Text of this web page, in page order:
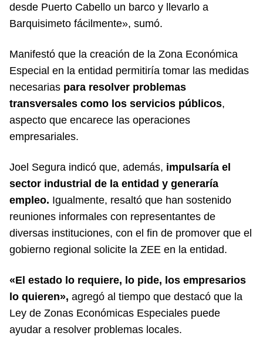
desde Puerto Cabello un barco y llevarlo a
Barquisimeto fácilmente», sumó.
Manifestó que la creación de la Zona Económica
Especial en la entidad permitiría tomar las medidas
necesarias para resolver problemas
transversales como los servicios públicos,
aspecto que encarece las operaciones
empresariales.
Joel Segura indicó que, además, impulsaría el
sector industrial de la entidad y generaría
empleo. Igualmente, resaltó que han sostenido
reuniones informales con representantes de
diversas instituciones, con el fin de promover que el
gobierno regional solicite la ZEE en la entidad.
«El estado lo requiere, lo pide, los empresarios
lo quieren», agregó al tiempo que destacó que la
Ley de Zonas Económicas Especiales puede
ayudar a resolver problemas locales.